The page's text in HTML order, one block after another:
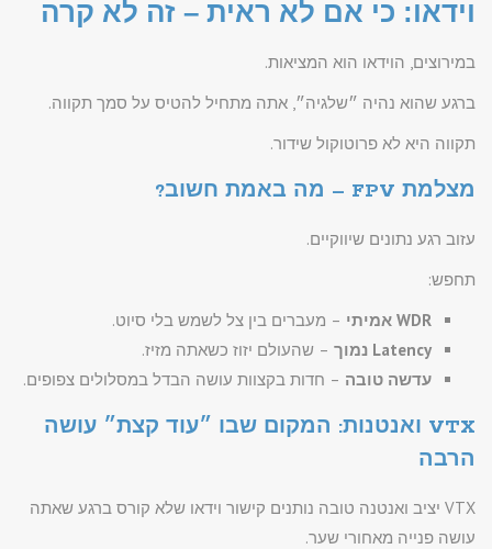
וידאו: כי אם לא ראית – זה לא קרה
במירוצים, הוידאו הוא המציאות.
ברגע שהוא נהיה ״שלגיה״, אתה מתחיל להטיס על סמך תקווה.
תקווה היא לא פרוטוקול שידור.
מצלמת FPV – מה באמת חשוב?
עזוב רגע נתונים שיווקיים.
תחפש:
WDR אמיתי
– מעברים בין צל לשמש בלי סיוט.
Latency נמוך
– שהעולם יזוז כשאתה מזיז.
עדשה טובה – חדות בקצוות עושה הבדל במסלולים צפופים.
VTX ואנטנות: המקום שבו ״עוד קצת״ עושה
הרבה
VTX יציב ואנטנה טובה נותנים קישור וידאו שלא קורס ברגע שאתה
עושה פנייה מאחורי שער.